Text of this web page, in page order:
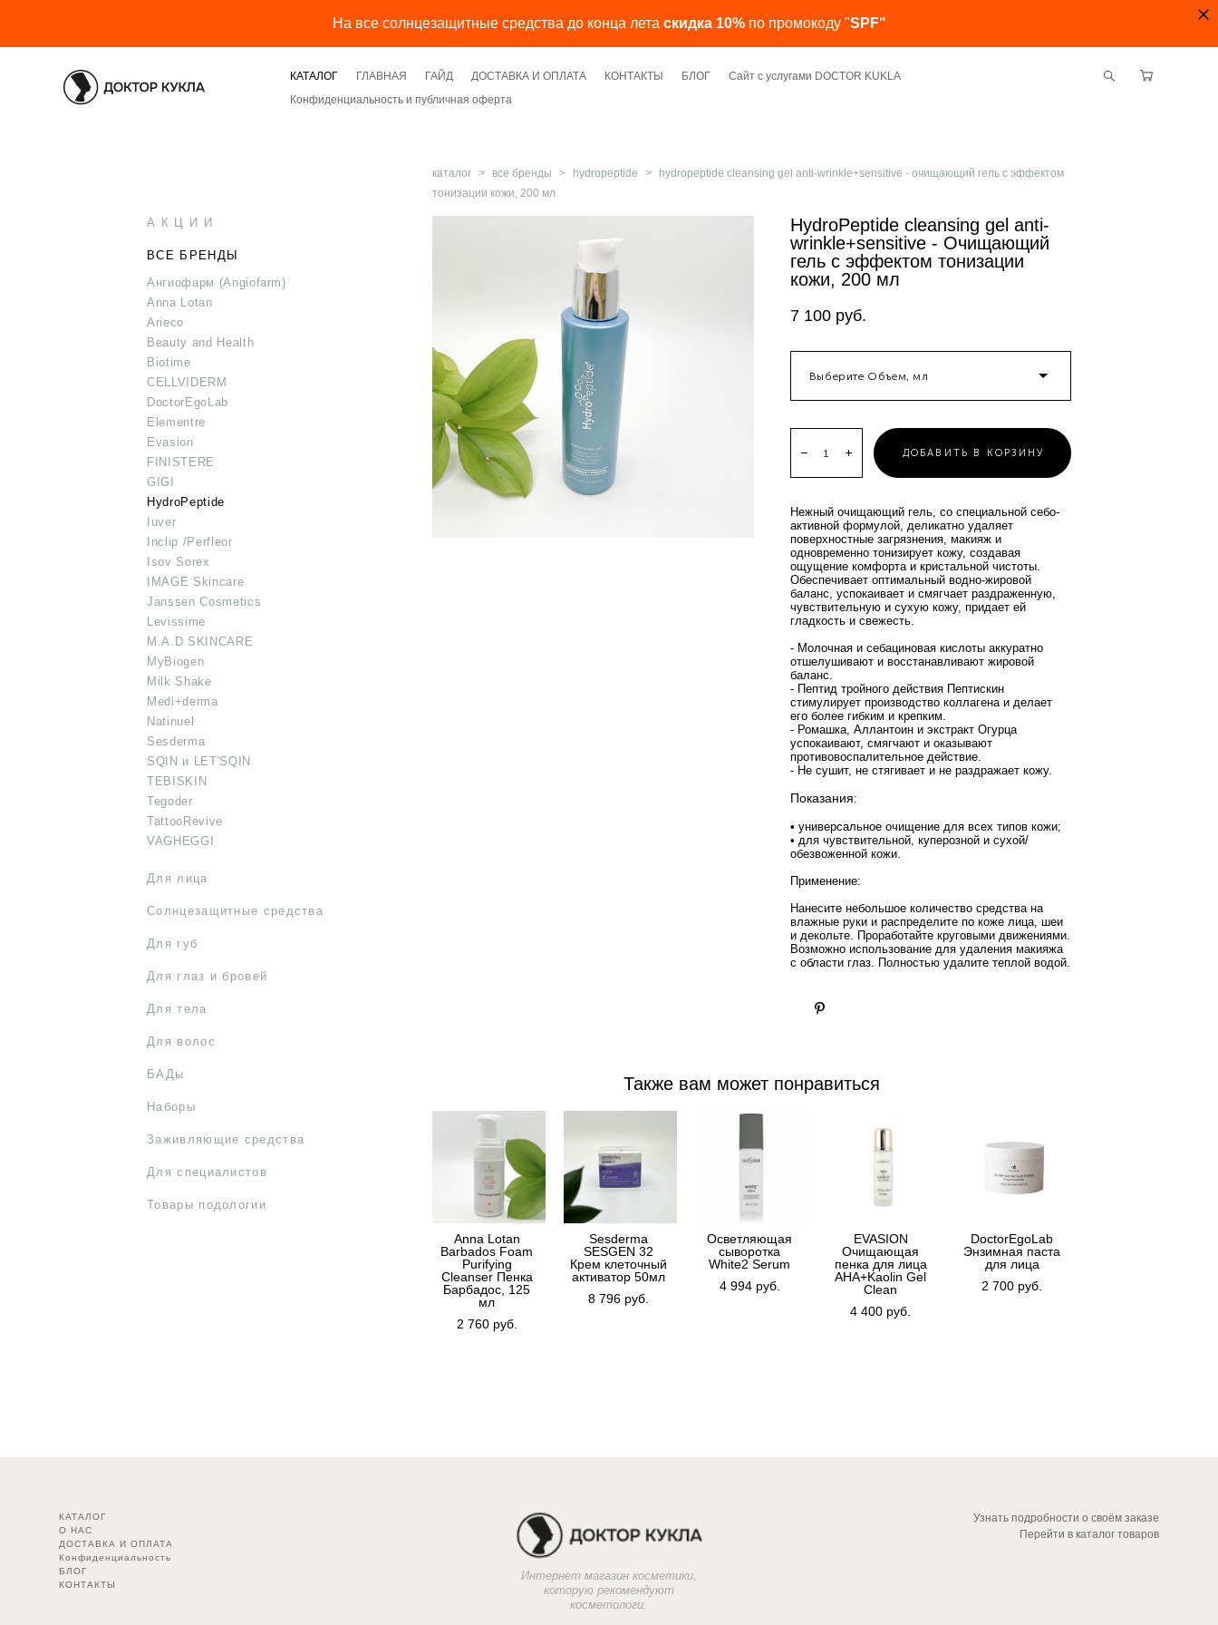
На все солнцезащитные средства до конца лета скидка 10%по промокоду "SPF"
КАТАЛОГ ГЛАВНАЯ ГАЙД ДОСТАВКА И ОПЛАТА КОНТАКТЫ БЛОГ
Сайт с услугами DOCTOR KUKLA
Конфиденциальность и публичная оферта
А К Ц И И
ВСЕ БРЕНДЫ
Ангиофарм (Angiofarm)
Anna Lotan
Arieco
Beauty and Health
Biotime
CELLVIDERM
DoctorEgoLab
Elementre
Evasion
FINISTERE
GIGI
HydroPeptide
Iuver
Inclip /Perfleor
Isov Sorex
IMAGE Skincare
Janssen Cosmetics
Levissime
M.A.D SKINCARE
MyBiogen
Milk Shake
Medi+derma
Natinuel
Sesderma
SQIN и LET'SQIN
TEBISKIN
Tegoder
TattooRevive
VAGHEGGI
Для лица
Солнцезащитные средства
Для губ
Для глаз и бровей
Для тела
Для волос
БАДы
Наборы
Заживляющие средства
Для специалистов
Товары подологии
каталог > все бренды > hydropeptide >
hydropeptide cleansing gel anti-wrinkle+sensitive - очищающий гель с эффектом
тонизации кожи, 200 мл
HydroPeptide cleansing gel anti-
wrinkle+sensitive - Очищающий
гель с эффектом тонизации
кожи, 200 мл
7 100 pуб.
Выберите Объем, мл
ДОБАВИТЬ В КОРЗИНУ
Нежный очищающий гель, со специальной себо-
активной формулой, деликатно удаляет
поверхностные загрязнения, макияж и
одновременно тонизирует кожу, создавая
ощущение комфорта и кристальной чистоты.
Обеспечивает оптимальный водно-жировой
баланс, успокаивает и смягчает раздраженную,
чувствительную и сухую кожу, придает ей
гладкость и свежесть.
- Молочная и себациновая кислоты аккуратно
отшелушивают и восстанавливают жировой
баланс.
- Пептид тройного действия Пептискин
стимулирует производство коллагена и делает
его более гибким и крепким.
- Ромашка, Аллантоин и экстракт Огурца
успокаивают, смягчают и оказывают
противовоспалительное действие.
- Не сушит, не стягивает и не раздражает кожу.
Показания:
• универсальное очищение для всех типов кожи;
• для чувствительной, куперозной и сухой/
обезвоженной кожи.
Применение:
Нанесите небольшое количество средства на
влажные руки и распределите по коже лица, шеи
и декольте. Проработайте круговыми движениями.
Возможно использование для удаления макияжа
с области глаз. Полностью удалите теплой водой.
Также вам может понравиться
Anna Lotan
Barbados Foam
Purifying
Cleanser Пенка
Барбадос, 125
мл
2 760 pуб.
Sesderma
SESGEN 32
Крем клеточный
активатор 50мл
8 796 pуб.
Осветляющая
сыворотка
White2 Serum
4 994 pуб.
EVASION
Очищающая
пенка для лица
АНА+Kaolin Gel
Clean
4 400 pуб.
DoctorEgoLab
Энзимная паста
для лица
2 700 pуб.
КАТАЛОГ
О НАС
ДОСТАВКА И ОПЛАТА
Конфиденциальность
БЛОГ
КОНТАКТЫ
Интернет магазин косметики,
которую рекомендуют
косметологи.
Узнать подробности о своём заказе
Перейти в каталог товаров